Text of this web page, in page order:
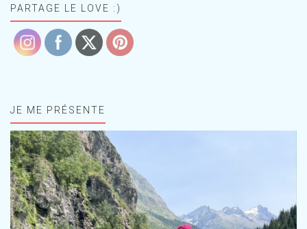
PARTAGE LE LOVE :)
JE ME PRÉSENTE